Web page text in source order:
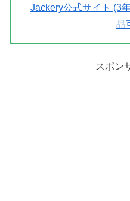
Jackery公式サイト (3
品
スポン